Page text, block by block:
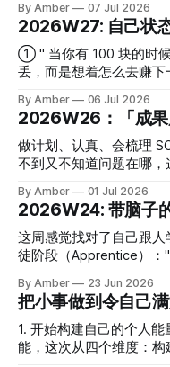
knowledge-base-
大的协作型的专业内容生
暂时还是通过 grill me 让
简单版本，打算以这个小小的
AI 并行做任务的爽感（
需求我理解起来还有点吃
了，有了初稿我们再讨论。
的方法》里面提到倾听时
By Amber 07 Jul 2026
2026W27: 自己状
① " 当你有 100 块的时
丢，而是想着怎么去赚下一个 10/
个洞，花 100 块去买了条没有破
什么条件下状态好，把注
成立，不指望控制他人的反应。 这样就无敌了
最大启发，来自群里小陈的讨论。 以前和
和娃互动，我就常常观察
互动的时候就状态特别好
背后的思维模式是啥。 这个理论让我明白，关键问题不是认
知、互动方式，而是状态！ 闺蜜是有 100 块的人，不在
她关注的是怎么赚
By Amber 06 Jul 2026
2026W26：「成果
做计划、认真、会梳理
不到又不知道问题在哪
都会为项目做详细的规划
样最有效率、最有利于时
细的计划，所有人才能减
就可以把任务从脑中拿
误和其他人的合作，这简
精力做详细的规划！ ② 机缘巧合之下，年戈分享了 Ego
Development Theory 这
这个概念，这个自我发展
By Amber 01 Jul 2026
2026W24: 带脑子
这周感觉找对了自己跟人
徒阶段（Apprentice）：
指出问题，这都是学徒该有的样子。 这个
近的体验： ① AI 降低了执行成本，一个想法告诉 AI，AI 可以
很快的给出一个版本。 今年我的工作主线是用好 AI，那我当
然要各种尝试用 AI 来解决问题了。 但最近
By Amber 23 Jun 2026
把小事做到令自己
1. 开始构建自己的个人能量系统。 之前只是抽
能，这次从四个维度：